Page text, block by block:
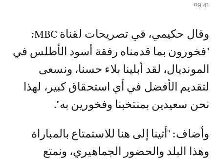
09:41
وقال حكيمي، في تصريحات لقناة MBC:
"فخورون بما قدمناه رفقة أسود الأطلس في
المونديال، لقد أبلينا بلاء حسنا، ونسعى
لتقديم الأفضل في أي استحقاق كبير، لهذا
نحن سعيدين بمنتخبنا وفخورين به".
وأضاف: "أتينا إلى هنا للاستمتاع بالمباراة
وهذا البلد والحضور الجماهيري، ونمتع